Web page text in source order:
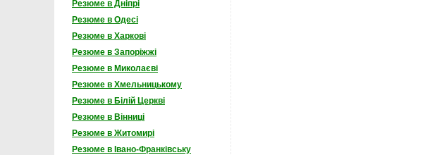
Резюме в Дніпрі
Резюме в Одесі
Резюме в Харкові
Резюме в Запоріжжі
Резюме в Миколаєві
Резюме в Хмельницькому
Резюме в Білій Церкві
Резюме в Вінниці
Резюме в Житомирі
Резюме в Івано-Франківську